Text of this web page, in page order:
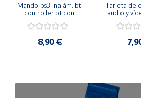
Mando ps3 inalám. bt
controller bt con
vibración
8,90 €
Tarjeta de
audio y